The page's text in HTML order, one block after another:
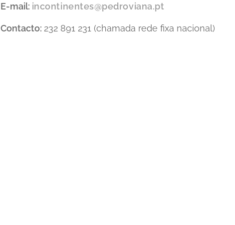
E-mail: incontinentes@pedroviana.pt
Contacto: 232 891 231 (chamada rede fixa nacional)